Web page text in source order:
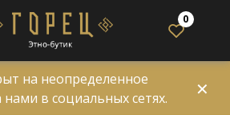
0
на неопределенное
в социальных сетях.
✕